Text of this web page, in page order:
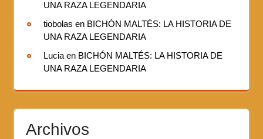
UNA RAZA LEGENDARIA
tiobolas en BICHÓN MALTÉS: LA HISTORIA DE
UNA RAZA LEGENDARIA
Lucia en BICHÓN MALTÉS: LA HISTORIA DE
UNA RAZA LEGENDARIA
Archivos